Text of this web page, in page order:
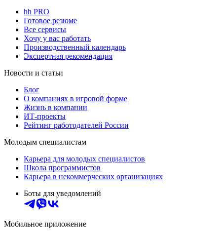
hh PRO
Готовое резюме
Все сервисы
Хочу у вас работать
Производственный календарь
Экспертная рекомендация
Новости и статьи
Блог
О компаниях в игровой форме
Жизнь в компании
ИТ-проекты
Рейтинг работодателей России
Молодым специалистам
Карьера для молодых специалистов
Школа программистов
Карьера в некоммерческих организациях
Боты для уведомлений
Мобильное приложение